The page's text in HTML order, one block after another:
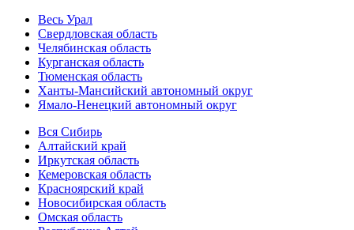
Весь Урал
Свердловская область
Челябинская область
Курганская область
Тюменская область
Ханты-Мансийский автономный округ
Ямало-Ненецкий автономный округ
Вся Сибирь
Алтайский край
Иркутская область
Кемеровская область
Красноярский край
Новосибирская область
Омская область